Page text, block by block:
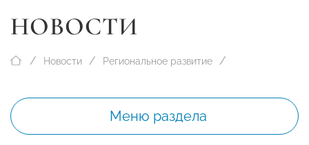
НОВОСТИ
Новости Региональное развитие
Меню раздела